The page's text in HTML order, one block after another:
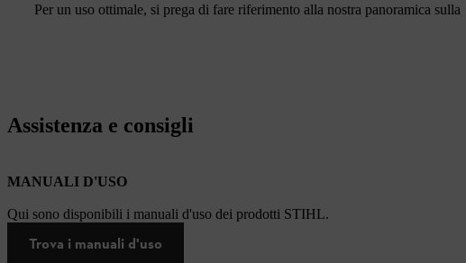
Per un uso ottimale, si prega di fare riferimento alla nostra panoramica sulla
Assistenza e consigli
MANUALI D'USO
Qui sono disponibili i manuali d'uso dei prodotti STIHL.
Trova i manuali d'uso